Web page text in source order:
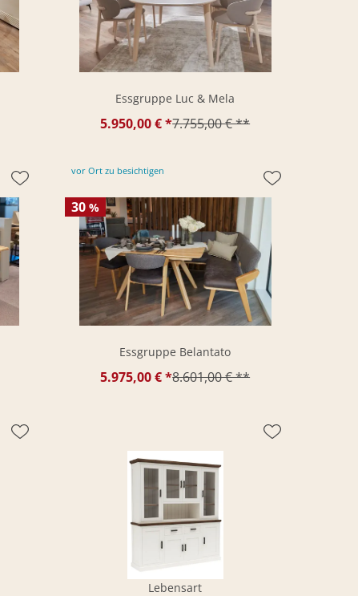
Essgruppe Luc & Mela
5.950,00 € *7.755,00 € **
vor Ort zu besichtigen
30 %
Essgruppe Belantato
5.975,00 € *8.601,00 € **
Lebensart